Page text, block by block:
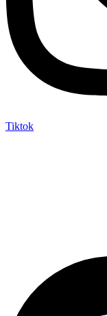
Tiktok